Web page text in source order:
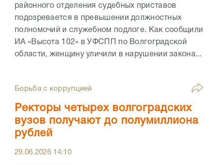
районного отделения судебных приставов
подозревается в превышении должностных
полномочий и служебном подлоге. Как сообщили
ИА «Высота 102» в УФСПП по Волгоградской
области, женщину уличили в нарушении закона...
Борьба с коррупцией
Ректоры четырех волгоградских
вузов получают до полумиллиона
рублей
29.06.2026 14:10